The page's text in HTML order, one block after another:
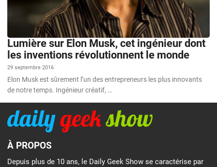
Lumière sur Elon Musk, cet ingénieur dont
les inventions révolutionnent le monde
29 septembre 2016
Elon Musk est sûrement l’un des entrepreneurs les plus innovants
de notre temps. Ingénieur créatif, …
À PROPOS
Depuis plus de 10 ans, le Daily Geek Show se caractérise par